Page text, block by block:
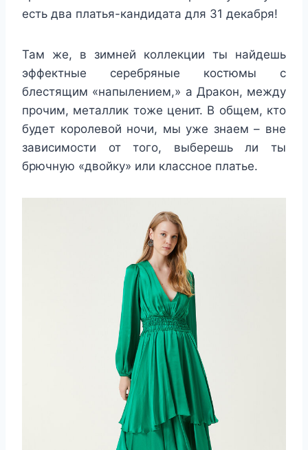
есть два платья-кандидата для 31 декабря!
Там же, в зимней коллекции ты найдешь
эффектные серебряные костюмы с
блестящим «напылением,» а Дракон, между
прочим, металлик тоже ценит. В общем, кто
будет королевой ночи, мы уже знаем – вне
зависимости от того, выберешь ли ты
брючную «двойку» или классное платье.